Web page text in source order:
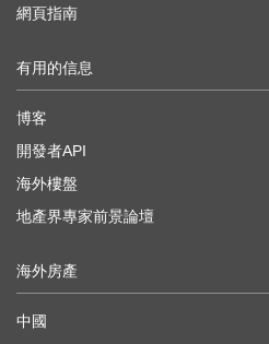
網頁指南
有用的信息
博客
開發者API
海外樓盤
地產界專家前景論壇
海外房產
中國